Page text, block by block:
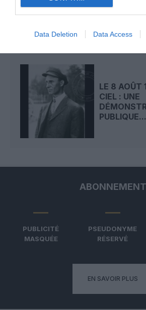
Data Deletion Data Access
CIEL :
LE 8 AOÛT
CIEL : UNE
PUBLIQUE...
ABONNEMENT
PUBLICITÉ
MASQUÉE
PSEUDONYME
RÉSERVÉ
EN SAVOIR PLUS